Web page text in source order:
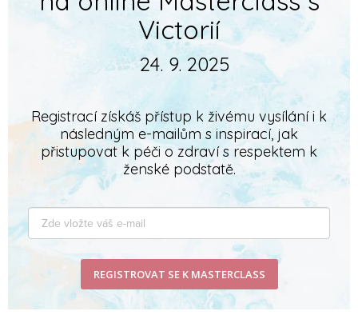
Victorií
24. 9. 2025
Registrací získáš přístup k živému vysílání i k
následným e-mailům s inspirací, jak
přistupovat k péči o zdraví s respektem k
ženské podstatě.
REGISTROVAT SE K MASTERCLASS